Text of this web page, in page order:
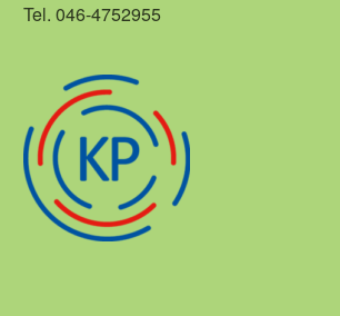
Tel. 046-4752955